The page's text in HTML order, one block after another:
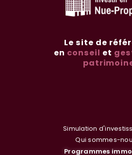
Le site de
en conseil et
Simulation
Qui sommes-
Programmes